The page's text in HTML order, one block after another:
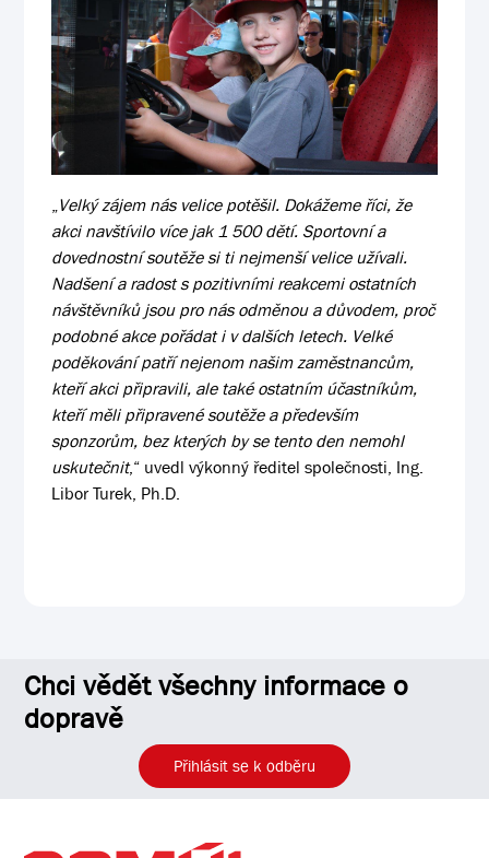
„Velký zájem nás velice potěšil. Dokážeme říci, že
akci navštívilo více jak 1 500 dětí. Sportovní a
dovednostní soutěže si ti nejmenší velice užívali.
Nadšení a radost s pozitivními reakcemi ostatních
návštěvníků jsou pro nás odměnou a důvodem, proč
podobné akce pořádat i v dalších letech. Velké
poděkování patří nejenom našim zaměstnancům,
kteří akci připravili, ale také ostatním účastníkům,
kteří měli připravené soutěže a především
sponzorům, bez kterých by se tento den nemohl
uskutečnit,“ uvedl výkonný ředitel společnosti, Ing.
Libor Turek, Ph.D.
Chci vědět všechny informace o
dopravě
Přihlásit se k odběru